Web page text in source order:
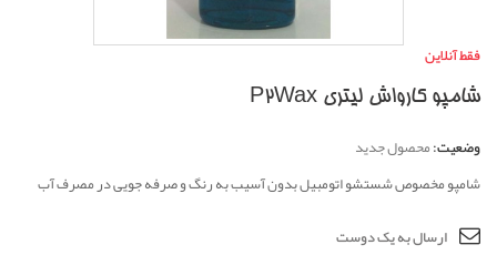
فقط آنلاین
شامپو كارواش ليتري P2Wax
وضعیت:محصول جدید
شامپو مخصوص شستشو اتومبیل بدون آسیب به رنگ و صرفه جویی در مصرف آب
ارسال به یک دوست